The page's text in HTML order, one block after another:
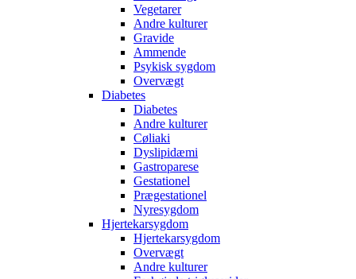
Vegetarer
Andre kulturer
Gravide
Ammende
Psykisk sygdom
Overvægt
Diabetes
Diabetes
Andre kulturer
Cøliaki
Dyslipidæmi
Gastroparese
Gestationel
Prægestationel
Nyresygdom
Hjertekarsygdom
Hjertekarsygdom
Overvægt
Andre kulturer